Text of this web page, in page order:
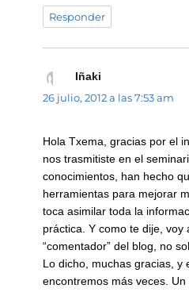
Responder
Iñaki
26 julio, 2012 a las 7:53 am
Hola Txema, gracias por el
nos trasmitiste en el
conocimientos, han hecho
herramientas para mejorar
toca asimilar toda la
práctica. Y como te dije, voy
“comentador” del blog, no
Lo dicho, muchas gracias, y
encontremos más veces. Un